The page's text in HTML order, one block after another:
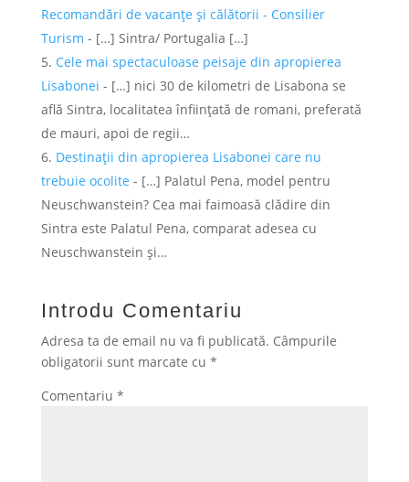
Recomandări de vacanțe și călătorii - Consilier
Turism - […] Sintra/ Portugalia […]
Cele mai spectaculoase peisaje din apropierea
Lisabonei - […] nici 30 de kilometri de Lisabona se
află Sintra, localitatea înființată de romani, preferată
de mauri, apoi de regii…
Destinații din apropierea Lisabonei care nu
trebuie ocolite - […] Palatul Pena, model pentru
Neuschwanstein? Cea mai faimoasă clădire din
Sintra este Palatul Pena, comparat adesea cu
Neuschwanstein și…
Introdu Comentariu
Adresa ta de email nu va fi publicată. Câmpurile
obligatorii sunt marcate cu *
Comentariu *